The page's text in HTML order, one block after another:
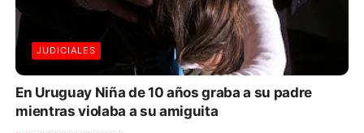
JUDICIALES
En Uruguay Niña de 10 años graba a su padre
mientras violaba a su amiguita